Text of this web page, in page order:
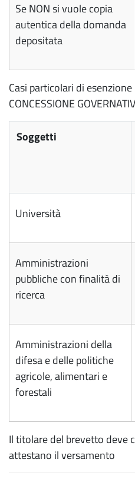
Se NON si vuole copia
autentica della domanda
depositata
Casi particolari di esenzione
CONCESSIONE
Soggetti
Università
Amministrazioni
pubbliche con finalità di
ricerca
Amministrazioni della
difesa e delle politiche
agricole, alimentari e
forestali
Il titolare del brevetto deve
attestano il versamento